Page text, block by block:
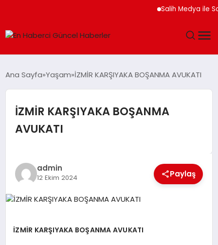
Salih Medya ile
SPOR
SAĞLIK
MAGAZIN
Ana Sayfa Yaşam İZMİR KARŞIYAKA BOŞANMA AVUKATI
İZMİR KARŞIYAKA BOŞANMA
AVUKATI
admin
12 Ekim 2024 Paylaş
İZMİR KARŞIYAKA BOŞANMA AVUKATI